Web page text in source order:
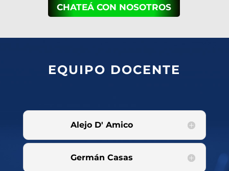
CHATEÁ CON NOSOTROS
EQUIPO DOCENTE
Alejo D' Amico
Germán Casas